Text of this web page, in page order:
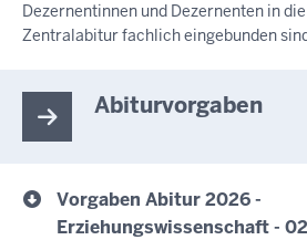
Dezernentinnen und Dezernenten in
Zentralabitur fachlich eingebunden
Abiturvorgaben
Vorgaben Abitur 2026 -
Erziehungswissenschaft -